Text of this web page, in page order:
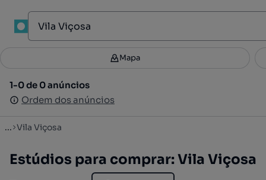
Filtros 2
1-0 de 0 anúncios
Ordem dos anúncios
Mapa
1-0 de 0 anúncios
Ordem dos anúncios
... Vila Viçosa
Estúdios para comprar: Vila Viçosa